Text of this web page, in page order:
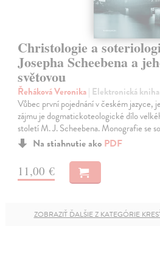
Christologie a
Josepha Scheebena a
světovou
Řeháková Veronika| Elektronická kniha
Vůbec první pojednání v českém jazyce,
zájmu je dogmatickoteologické dílo
století M. J. Scheebena. Monografie se
Na stiahnutie ako PDF
11,00 €
ZOBRAZIŤ ĎALŠIE Z KATEGÓRIE